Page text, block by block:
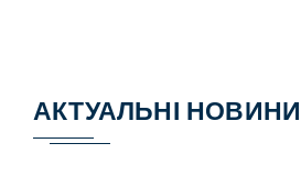
АКТУАЛЬНІ НОВИНИ